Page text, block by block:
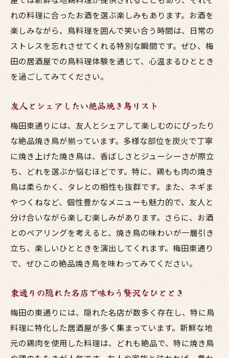
れの料理に合ったお酒を選ぶ楽しみもあります。お酒を
楽しみながら、鳥料理を囲んで笑い合う時間は、日常の
ストレスを忘れさせてくれる特別な瞬間です。ぜひ、梅
田の居酒屋での鳥料理体験を通じて、心温まるひととき
を過ごしてみてください。
友人とシェアしたい絶品焼き鳥リスト
梅田東通りには、友人とシェアして楽しむのにぴったり
な絶品焼き鳥が揃っています。多様な部位を炭火で丁寧
に焼き上げた焼き鳥は、香ばしさとジューシーさが際立
ち、どれを選ぶか悩むほどです。特に、鶏もも肉の焼き
鳥は柔らかく、タレとの相性も抜群です。また、ネギま
やつくねなど、個性豊かなメニューも魅力的で、友人と
分け合いながら楽しむ楽しみがあります。さらに、お酒
とのペアリングを考えると、焼き鳥の味わいが一層引き
立ち、楽しいひとときを演出してくれます。梅田東通り
で、ぜひこの絶品焼き鳥を味わってみてください。
東通りの隠れた名店で味わう贅沢なひととき
梅田の東通りには、隠れた名店が数多く存在し、特に鳥
料理に特化した居酒屋が多く集まっています。新鮮な地
元の鶏肉を使用した料理は、どれも絶品で、特に焼き鳥